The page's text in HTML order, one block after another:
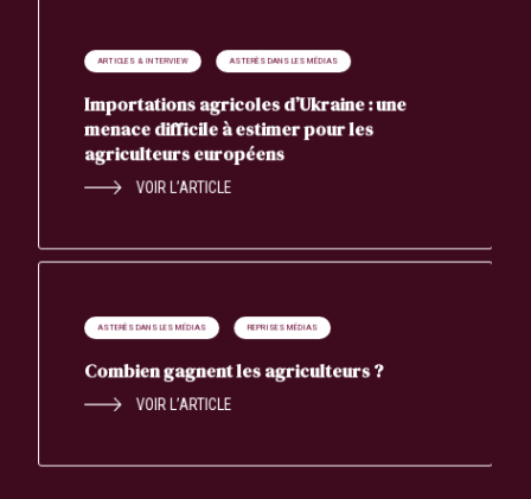
ARTICLES & INTERVIEW ASTERÈS DANS LES MÉDIAS
Importations agricoles d’Ukraine : une
menace difficile à estimer pour les
agriculteurs européens
VOIR L’ARTICLE
ASTERÈS DANS LES MÉDIAS REPRISES MÉDIAS
Combien gagnent les agriculteurs ?
VOIR L’ARTICLE